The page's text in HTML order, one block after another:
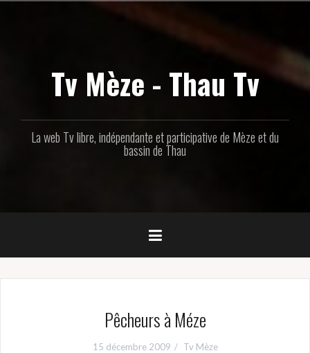
Tv Mèze - Thau Tv
La web Tv libre, indépendante et participative de Mèze et du
bassin de Thau
Pêcheurs à Méze
15 décembre 2009 Tv Mèze